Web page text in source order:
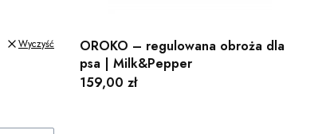
Wyczyść
OROKO – regulowana obroża dla
psa | Milk&Pepper
Cena
159,00 zł